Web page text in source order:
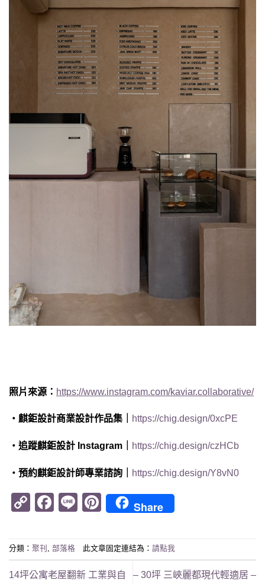
照片來源： https://www.instagram.com/kaviar.collaborative/
・麒鉅設計商業設計作品集｜ https://chig.design/0xcPE
・追蹤麒鉅設計 Instagram｜ https://chig.design/czHCb
・預約麒鉅設計師專業諮詢｜ https://chig.design/Y8vN0
CopyFacebook
LinePinterest
Share
分類： 聚刊 , 部落格 此文章固定連結為： 請點我
14坪公寓老屋翻新 工業與自
– 30坪 三峽麗都現代輕適居 –